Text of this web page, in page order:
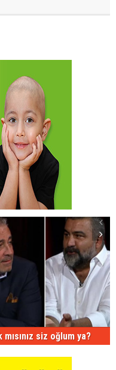
mısınız siz oğlum ya?